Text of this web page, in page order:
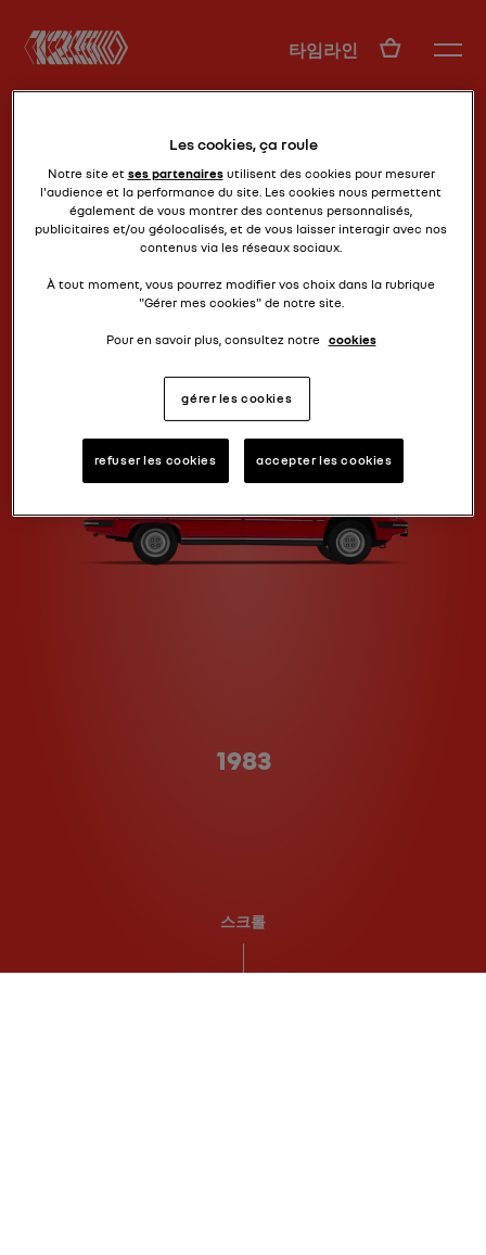
타임라인 KO
A형
얼라이언스
1983
스크롤
Les cookies, ça roule
Notre site et ses partenairesutilisent des cookies pour mesurer
l'audience et la performance du site. Les cookies nous permettent
également de vous montrer des contenus personnalisés,
publicitaires et/ou géolocalisés, et de vous laisser interagir avec nos
contenus via les réseaux sociaux.
À tout moment, vous pourrez modifier vos choix dans la rubrique
"Gérer mes cookies" de notre site.
Pour en savoir plus, consultez notre cookies
gérer les cookies
refuser les cookies accepter les cookies